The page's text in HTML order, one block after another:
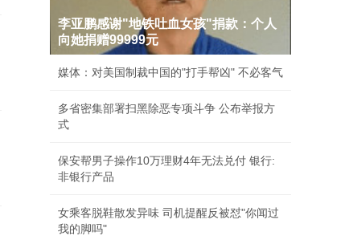
李亚鹏感谢"地铁吐血女孩"捐款：个人
向她捐赠99999元
媒体：对美国制裁中国的"打手帮凶" 不必客气
多省密集部署扫黑除恶专项斗争 公布举报方
式
保安帮男子操作10万理财4年无法兑付 银行:
非银行产品
女乘客脱鞋散发异味 司机提醒反被怼"你闻过
我的脚吗"